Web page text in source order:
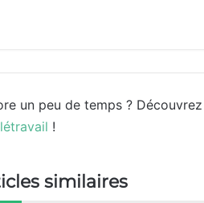
un peu de temps ?
!
similaires